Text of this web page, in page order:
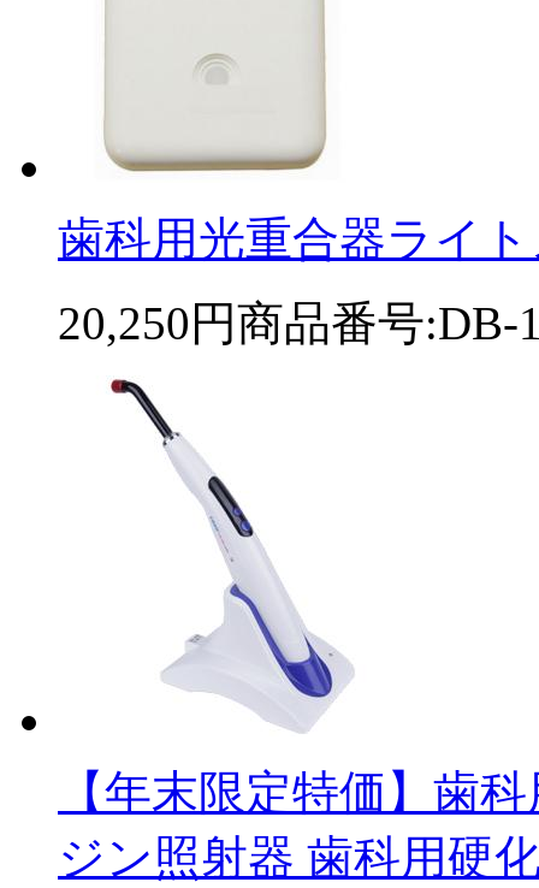
歯科用光重合器ライ
20,250円商品番号:DB-
【年末限定特価】歯
ジン照射器 歯科用硬